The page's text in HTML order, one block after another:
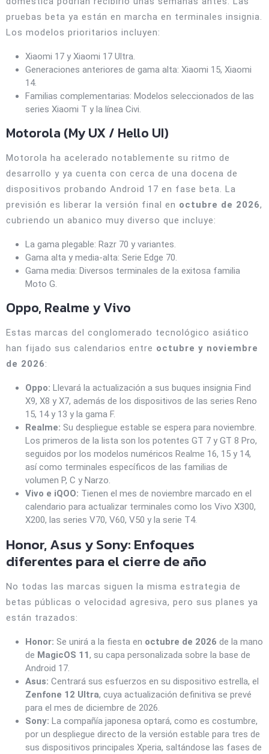
pruebas beta ya están en marcha en terminales insignia.
Los modelos prioritarios incluyen:
Xiaomi 17 y Xiaomi 17 Ultra.
Generaciones anteriores de gama alta: Xiaomi 15, Xiaomi
14.
Familias complementarias: Modelos seleccionados de las
series Xiaomi T y la línea Civi.
Motorola (My UX / Hello UI)
Motorola ha acelerado notablemente su ritmo de
desarrollo y ya cuenta con cerca de una docena de
dispositivos probando Android 17 en fase beta. La
previsión es liberar la versión final en octubre de 2026,
cubriendo un abanico muy diverso que incluye:
La gama plegable: Razr 70 y variantes.
Gama alta y media-alta: Serie Edge 70.
Gama media: Diversos terminales de la exitosa familia
Moto G.
Oppo, Realme y Vivo
Estas marcas del conglomerado tecnológico asiático
han fijado sus calendarios entre octubre y noviembre
de 2026:
Oppo: Llevará la actualización a sus buques insignia Find
X9, X8 y X7, además de los dispositivos de las series Reno
15, 14 y 13 y la gama F.
Realme: Su despliegue estable se espera para noviembre.
Los primeros de la lista son los potentes GT 7 y GT 8 Pro,
seguidos por los modelos numéricos Realme 16, 15 y 14,
así como terminales específicos de las familias de
volumen P, C y Narzo.
Vivo e iQOO: Tienen el mes de noviembre marcado en el
calendario para actualizar terminales como los Vivo X300,
X200, las series V70, V60, V50 y la serie T4.
Honor, Asus y Sony: Enfoques
diferentes para el cierre de año
No todas las marcas siguen la misma estrategia de
betas públicas o velocidad agresiva, pero sus planes ya
están trazados:
Honor: Se unirá a la fiesta en octubre de 2026 de la mano
de MagicOS 11 , su capa personalizada sobre la base de
Android 17.
Asus: Centrará sus esfuerzos en su dispositivo estrella, el
Zenfone 12 Ultra, cuya actualización definitiva se prevé
para el mes de diciembre de 2026.
Sony: La compañía japonesa optará, como es costumbre,
por un despliegue directo de la versión estable para tres de
sus dispositivos principales Xperia, saltándose las fases de